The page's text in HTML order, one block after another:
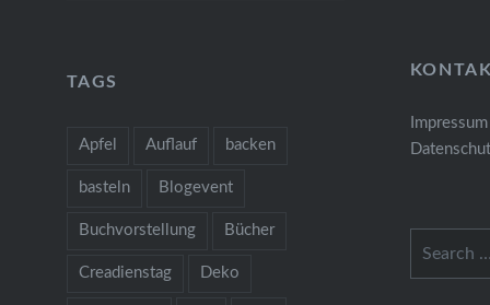
Impressum
TAGS
Apfel Auflauf backen
basteln Blogevent
Buchvorstellung Bücher
Creadienstag Deko